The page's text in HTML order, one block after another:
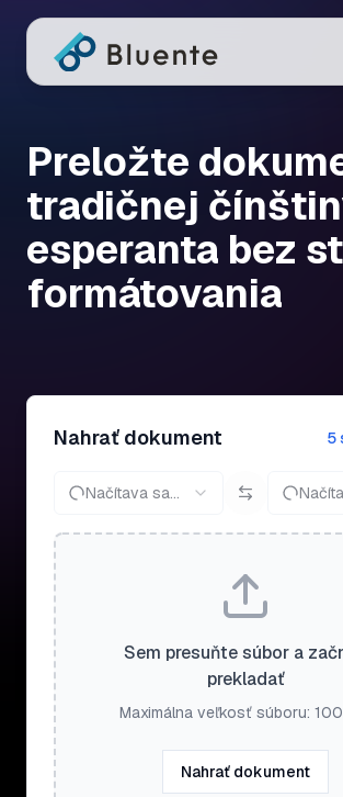
Preložte
tradičnej
esperanta bez
formátovania
Nahrať dokument 5
Načítava sa...
Sem presuňte súbor a
prekladať
Maximálna veľkosť súboru: 100
Nahrať dokument